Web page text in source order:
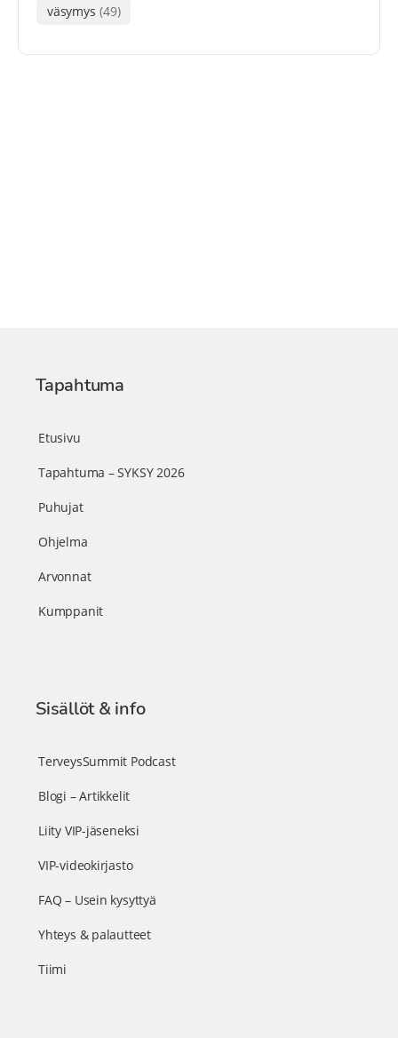
väsymys (49)
Tapahtuma
Etusivu
Tapahtuma – SYKSY 2026
Puhujat
Ohjelma
Arvonnat
Kumppanit
Sisällöt & info
TerveysSummit Podcast
Blogi – Artikkelit
Liity VIP-jäseneksi
VIP-videokirjasto
FAQ – Usein kysyttyä
Yhteys & palautteet
Tiimi